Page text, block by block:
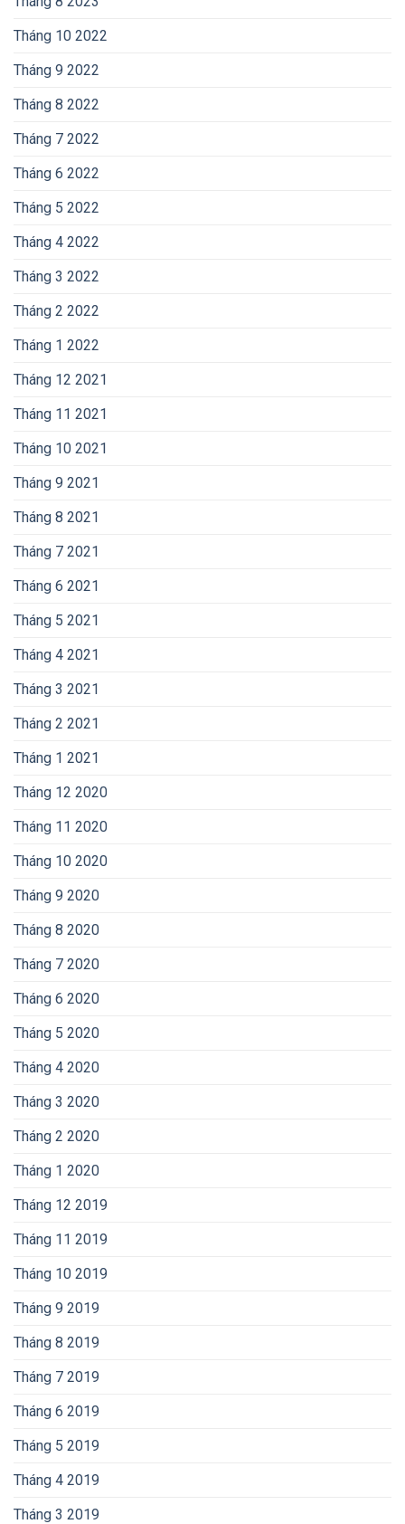
Tháng 10 2022
Tháng 9 2022
Tháng 8 2022
Tháng 7 2022
Tháng 6 2022
Tháng 5 2022
Tháng 4 2022
Tháng 3 2022
Tháng 2 2022
Tháng 1 2022
Tháng 12 2021
Tháng 11 2021
Tháng 10 2021
Tháng 9 2021
Tháng 8 2021
Tháng 7 2021
Tháng 6 2021
Tháng 5 2021
Tháng 4 2021
Tháng 3 2021
Tháng 2 2021
Tháng 1 2021
Tháng 12 2020
Tháng 11 2020
Tháng 10 2020
Tháng 9 2020
Tháng 8 2020
Tháng 7 2020
Tháng 6 2020
Tháng 5 2020
Tháng 4 2020
Tháng 3 2020
Tháng 2 2020
Tháng 1 2020
Tháng 12 2019
Tháng 11 2019
Tháng 10 2019
Tháng 9 2019
Tháng 8 2019
Tháng 7 2019
Tháng 6 2019
Tháng 5 2019
Tháng 4 2019
Tháng 3 2019